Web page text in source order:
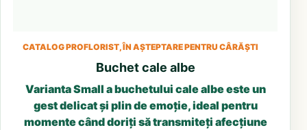
CATALOG PROFLORIST, ÎN AȘTEPTARE PENTRU CÂRĂȘTI
Buchet cale albe
Varianta Small a buchetului cale albe este un
gest delicat și plin de emoție, ideal pentru
momente când doriți să transmiteți afecțiune